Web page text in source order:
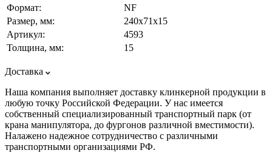
Формат:
NF
Размер, мм:
240х71х15
Артикул:
4593
Толщина, мм:
15
Доставка
Наша компания выполняет доставку клинкерной продукции в
любую точку Российской Федерации. У нас имеется
собственный специализированный транспортный парк (от
крана манипулятора, до фургонов различной вместимости).
Налажено надежное сотрудничество с различными
транспортными организациями РФ.